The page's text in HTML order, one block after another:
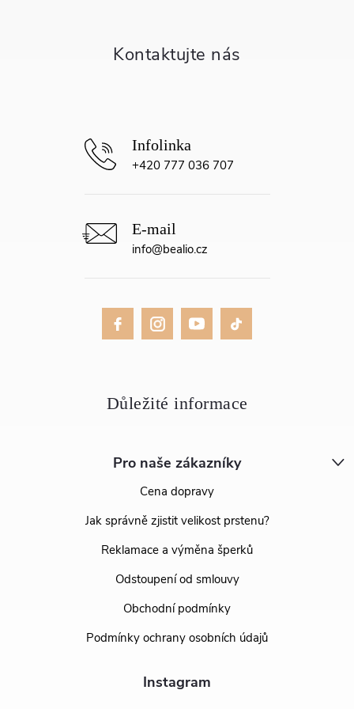
Pro naše zákazníky
Cena dopravy
Jak správně zjistit velikost prstenu?
Reklamace a výměna šperků
Odstoupení od smlouvy
Obchodní podmínky
Podmínky ochrany osobních údajů
Instagram
info@bealio.cz
+420 777 036 707